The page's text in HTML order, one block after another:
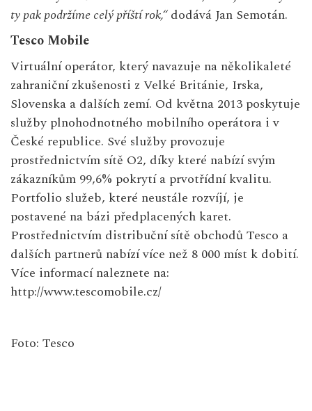
ty pak podržíme celý příští rok,“dodává Jan Semotán.
Tesco Mobile
Virtuální operátor, který navazuje na několikaleté
zahraniční zkušenosti z Velké Británie, Irska,
Slovenska a dalších zemí. Od května 2013 poskytuje
služby plnohodnotného mobilního operátora i v
České republice. Své služby provozuje
prostřednictvím sítě O2, díky které nabízí svým
zákazníkům 99,6% pokrytí a prvotřídní kvalitu.
Portfolio služeb, které neustále rozvíjí, je
postavené na bázi předplacených karet.
Prostřednictvím distribuční sítě obchodů Tesco a
dalších partnerů nabízí více než 8 000 míst k dobití.
Více informací naleznete na:
http://www.tescomobile.cz/
Foto: Tesco